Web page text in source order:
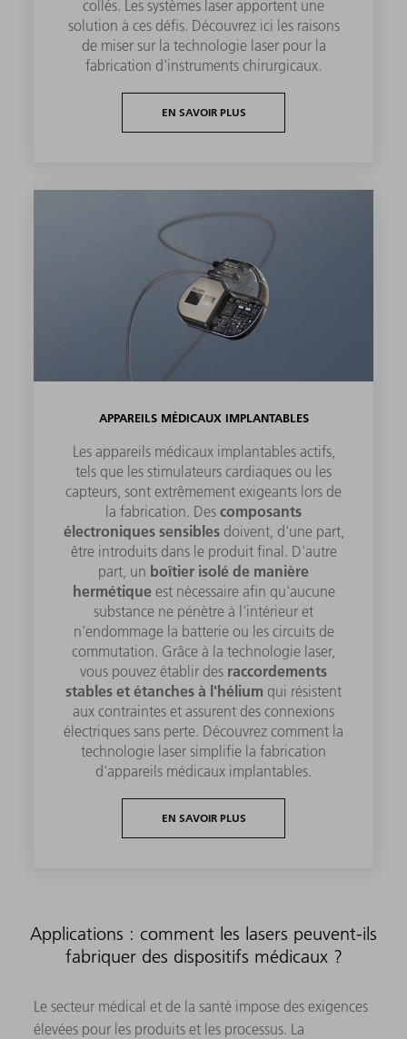
collés. Les systèmes laser apportent une
solution à ces défis. Découvrez ici les raisons
de miser sur la technologie laser pour la
fabrication d'instruments chirurgicaux.
EN SAVOIR PLUS
APPAREILS MÉDICAUX IMPLANTABLES
Les appareils médicaux implantables actifs,
tels que les stimulateurs cardiaques ou les
capteurs, sont extrêmement exigeants lors de
la fabrication. Des composants
électroniques sensiblesdoivent, d'une part,
être introduits dans le produit final. D'autre
part, un boîtier isolé de manière
hermétiqueest nécessaire afin qu'aucune
substance ne pénètre à l'intérieur et
n'endommage la batterie ou les circuits de
commutation. Grâce à la technologie laser,
vous pouvez établir des raccordements
stables et étanches à l'hélium qui résistent
aux contraintes et assurent des connexions
électriques sans perte. Découvrez comment la
technologie laser simplifie la fabrication
d'appareils médicaux implantables.
EN SAVOIR PLUS
Applications : comment les lasers peuvent-ils
fabriquer des dispositifs médicaux ?
Le secteur médical et de la santé impose des exigences
élevées pour les produits et les processus. La